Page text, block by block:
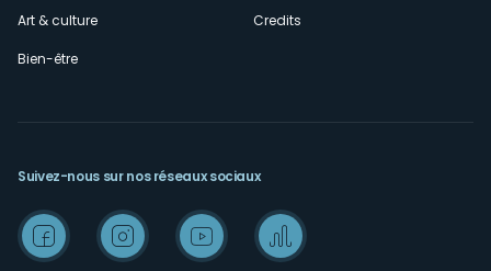
Art & culture
Bien-être
Credits
Suivez-nous sur nos réseaux sociaux